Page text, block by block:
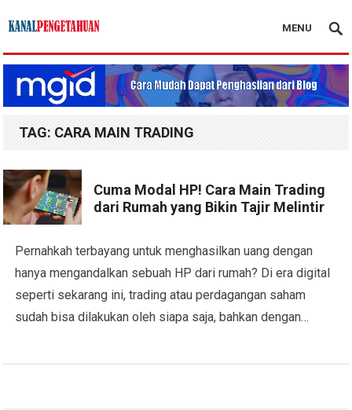
Kanal Pengetahuan
MENU
TAG: CARA MAIN TRADING
Cuma Modal HP! Cara Main Trading
dari Rumah yang Bikin Tajir Melintir
Pernahkah terbayang untuk menghasilkan uang dengan
hanya mengandalkan sebuah HP dari rumah? Di era digital
seperti sekarang ini, trading atau perdagangan saham
sudah bisa dilakukan oleh siapa saja, bahkan dengan…